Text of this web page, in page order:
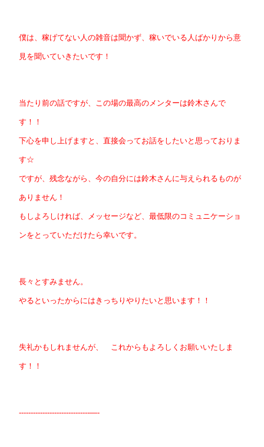
僕は、稼げてない人の雑音は聞かず、稼いでいる人ばかりから意
見を聞いていきたいです！
当たり前の話ですが、この場の最高のメンターは鈴木さんで
す！！
下心を申し上げますと、直接会ってお話をしたいと思っておりま
す☆
ですが、残念ながら、今の自分には鈴木さんに与えられるものが
ありません！
もしよろしければ、メッセージなど、最低限のコミュニケーショ
ンをとっていただけたら幸いです。
長々とすみません。
やるといったからにはきっちりやりたいと思います！！
失礼かもしれませんが、 これからもよろしくお願いいたしま
す！！
------------------------------—-